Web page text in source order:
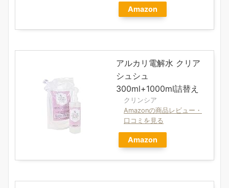
Amazon
アルカリ電解水 クリア
シュシュ
300ml+1000ml詰替え
クリンシア
Amazonの商品レビュー・
口コミを見る
Amazon